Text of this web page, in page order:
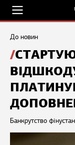
До новин
Банкрутство